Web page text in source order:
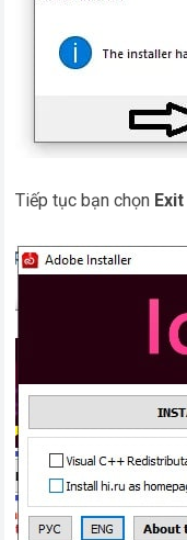
Tiếp tục bạn chọn Exit